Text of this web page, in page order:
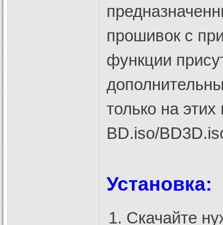
прошивок с
функции
только на
BD.iso/
Установка:
Скачайте